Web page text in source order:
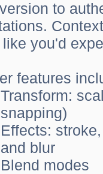
to
you'd
features
Transform:
snapping)
Effects:
and blur
Blend modes